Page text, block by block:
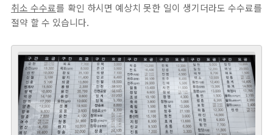
취소 수수료를 확인 하시면 예상치 못한 일이 생기더라도 수수료를
절약 할 수 있습니다.